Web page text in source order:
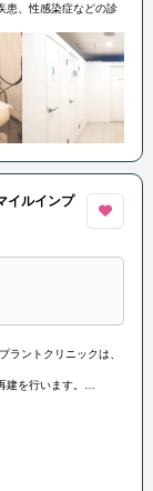
患、性感染症などの診
談や治療を行っていま
さをサポートしていま
イルインプ
ラントクリニックは、
を行います。
提案し、自然な笑顔